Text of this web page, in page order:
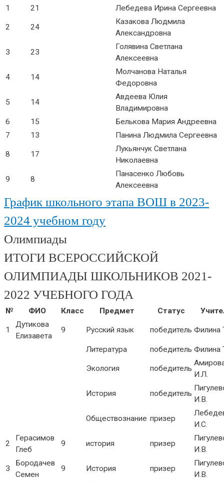
1
21 Лебедева Ирина Сергеевна
2 24
Казакова Людмила
Александровна
3 23
Голявина Светлана
Алексеевна
4 14
Молчанова Наталья
Федоровна
5 14
Авдеева Юлия
Владимировна
6
15
Белькова Мария Андреевна
7
13 Панина Людмила Сергеевна
8 17
Лукьянчук Светлана
Николаевна
9 8
Панасенко Любовь
Алексеевна
График школьного этапа ВОШ в 2023-
2024 учебном году
Олимпиады
ИТОГИ ВСЕРОССИЙСКОЙ
ОЛИМПИАДЫ ШКОЛЬНИКОВ 2021-
2022 УЧЕБНОГО ГОДА
№ ФИО Класс Предмет Статус
1
Дутикова
Елизавета
9 Русский язык победитель Филина
Литература победитель Филина
Экология победитель
И.Л.
История победитель
И.В.
Обществознание призер
И.С.
2
Герасимов
Глеб
9 история призер
И.В.
3
Бородачев
Семен
9 История призер
И.В.